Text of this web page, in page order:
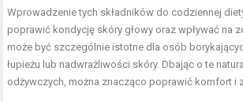
Wprowadzenie tych składników do codziennej
poprawić kondycję skóry głowy oraz wpływać na
może być szczególnie istotne dla osób
łupieżu lub nadwrażliwości skóry. Dbając o te
odżywczych, można znacząco poprawić komfort i